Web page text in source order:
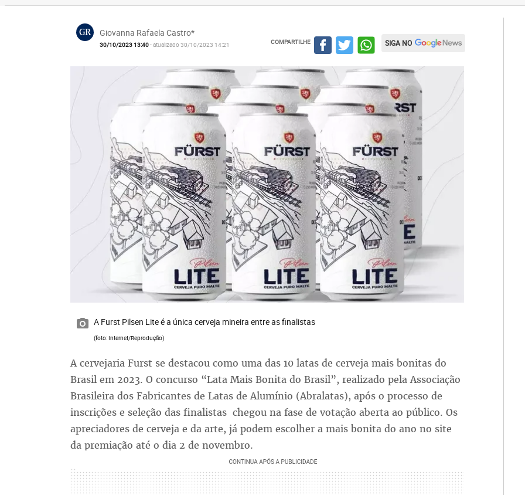
GR Giovanna Rafaela Castro*
30/10/2023 13:40- atualizado 30/10/2023 14:21 COMPARTILHE SIGA NO
A Furst Pilsen Lite é a única cerveja mineira entre as finalistas
(foto: Internet/Reprodução)
A cervejaria Furst se destacou como uma das 10 latas de cerveja mais bonitas do
Brasil em 2023. O concurso “Lata Mais Bonita do Brasil”, realizado pela Associação
Brasileira dos Fabricantes de Latas de Alumínio (Abralatas), após o processo de
inscrições e seleção das finalistas chegou na fase de votação aberta ao público. Os
apreciadores de cerveja e da arte, já podem escolher a mais bonita do ano no site
da premiação até o dia 2 de novembro.